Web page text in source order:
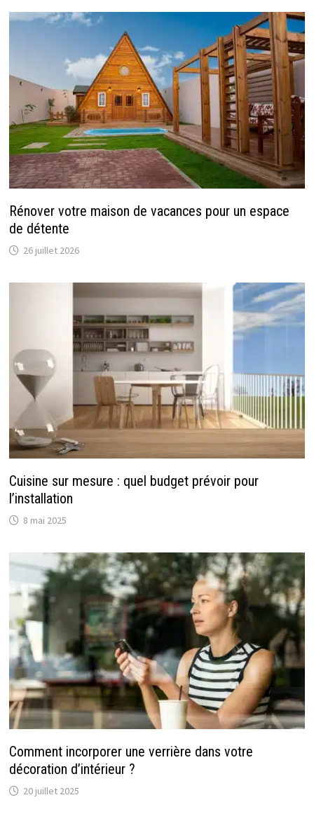
Rénover votre maison de vacances pour un espace
de détente
26 juillet 2026
Cuisine sur mesure : quel budget prévoir pour
l’installation
8 mai 2025
Comment incorporer une verrière dans votre
décoration d’intérieur ?
20 juillet 2025